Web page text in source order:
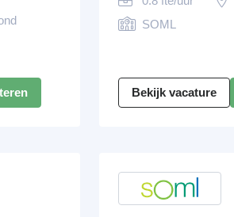
SOML
Bekijk vacature